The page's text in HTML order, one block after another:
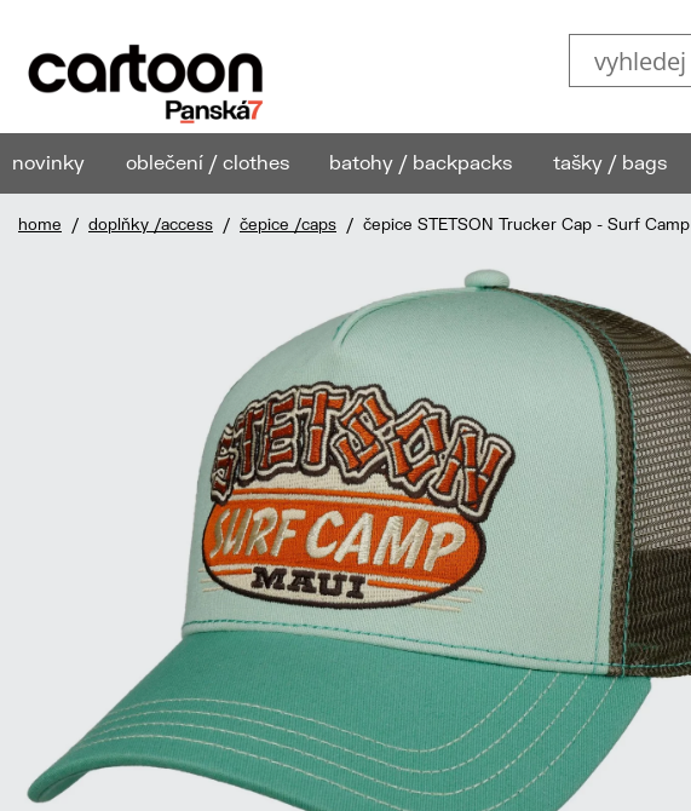
novinky oblečení / clothes batohy / backpacks tašky / bags
home / doplňky /access / čepice /caps / čepice STETSON Trucker Cap - Surf Camp